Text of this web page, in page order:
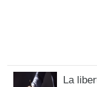
La